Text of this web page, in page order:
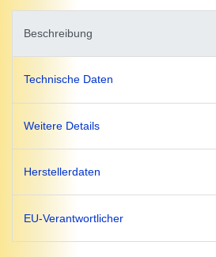
Beschreibung
Technische Daten
Weitere Details
Herstellerdaten
EU-Verantwortlicher